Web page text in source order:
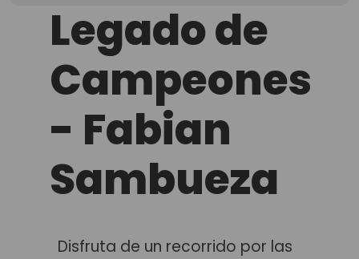
Legado de
Campeones
- Fabian
Sambueza
Disfruta de un recorrido por las